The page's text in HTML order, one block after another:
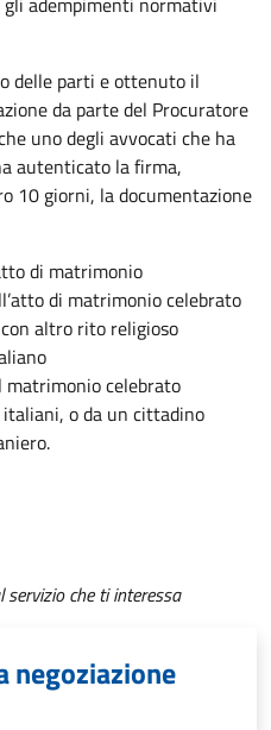
delle parti e ottenuto il
da parte del Procuratore
uno degli avvocati che ha
autenticato la firma,
10 giorni, la documentazione
di matrimonio
di matrimonio celebrato
altro rito religioso
matrimonio celebrato
o da un cittadino
servizio che ti interessa
negoziazione